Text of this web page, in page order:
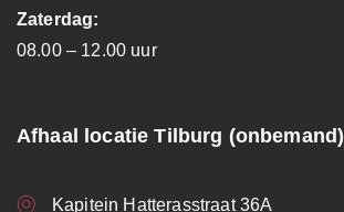
Zaterdag:
08.00 – 12.00 uur
Afhaal locatie Tilburg (onbemand)
Kapitein Hatterasstraat 36A